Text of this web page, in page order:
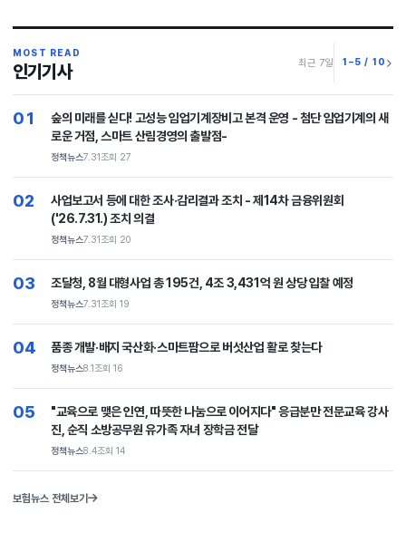
MOST READ
인기기사 최근 7일 1–5 / 10
01
숲의 미래를 싣다! 고성능 임업기계장비고 본격 운영 - 첨단 임업기계의 새
로운 거점, 스마트 산림경영의 출발점-
정책뉴스7.31조회 27
02
사업보고서 등에 대한 조사·감리결과 조치 - 제14차 금융위원회
('26.7.31.) 조치 의결
정책뉴스7.31조회 20
03 조달청, 8월 대형사업 총 195건, 4조 3,431억 원 상당 입찰 예정
정책뉴스7.31조회 19
04 품종 개발·배지 국산화·스마트팜으로 버섯산업 활로 찾는다
정책뉴스8.1조회 16
05
"교육으로 맺은 인연, 따뜻한 나눔으로 이어지다" 응급분만 전문교육 강사
진, 순직 소방공무원 유가족 자녀 장학금 전달
정책뉴스8.4조회 14
보험뉴스 전체보기